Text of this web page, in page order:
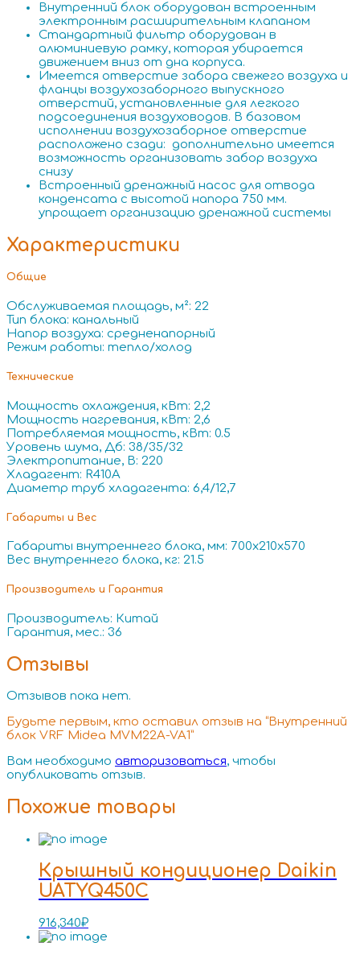
Внутренний блок оборудован встроенным
электронным расширительным клапаном
Стандартный фильтр оборудован в
алюминиевую рамку, которая убирается
движением вниз от дна корпуса.
Имеется отверстие забора свежего воздуха и
фланцы воздухозаборного выпускного
отверстий, установленные для легкого
подсоединения воздуховодов. В базовом
исполнении воздухозаборное отверстие
расположено сзади: дополнительно имеется
возможность организовать забор воздуха
снизу
Встроенный дренажный насос для отвода
конденсата с высотой напора 750 мм.
упрощает организацию дренажной системы
Характеристики
Общие
Обслуживаемая площадь, м²: 22
Тип блока: канальный
Напор воздуха: средненапорный
Режим работы: тепло/холод
Технические
Мощность охлаждения, кВт: 2,2
Мощность нагревания, кВт: 2,6
Потребляемая мощность, кВт: 0.5
Уровень шума, Дб: 38/35/32
Электропитание, В: 220
Хладагент: R410A
Диаметр труб хладагента: 6,4/12,7
Габариты и Вес
Габариты внутреннего блока, мм: 700x210x570
Вес внутреннего блока, кг: 21.5
Производитель и Гарантия
Производитель: Китай
Гарантия, мес.: 36
Отзывы
Отзывов пока нет.
Будьте первым, кто оставил отзыв на “Внутренний
блок VRF Midea MVM22A-VA1”
Вам необходимо авторизоваться, чтобы
опубликовать отзыв.
Похожие товары
Крышный кондиционер Daikin
UATYQ450C
916,340₽